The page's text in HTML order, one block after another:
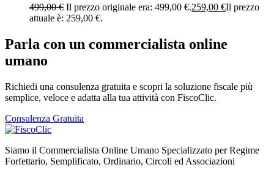
499,00€ Il prezzo originale era: 499,00 €.259,00 €Il prezzo
attuale è: 259,00 €.
Parla con un commercialista online
umano
Richiedi una consulenza gratuita e scopri la soluzione fiscale più
semplice, veloce e adatta alla tua attività con FiscoClic.
Consulenza Gratuita
Siamo il Commercialista Online Umano Specializzato per Regime
Forfettario, Semplificato, Ordinario, Circoli ed Associazioni